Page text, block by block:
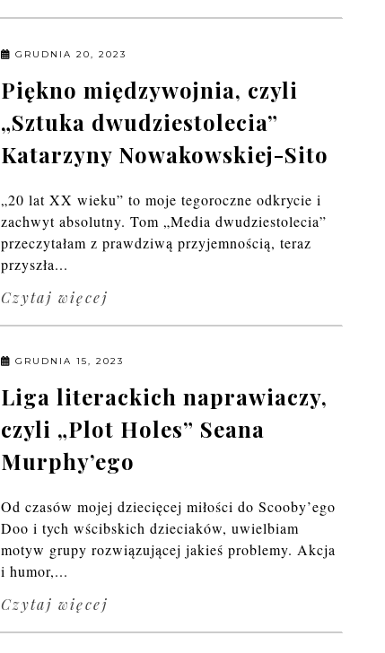
GRUDNIA 20, 2023
Piękno międzywojnia, czyli
„Sztuka dwudziestolecia”
Katarzyny Nowakowskiej-Sito
„20 lat XX wieku” to moje tegoroczne odkrycie i
zachwyt absolutny. Tom „Media dwudziestolecia”
przeczytałam z prawdziwą przyjemnością, teraz
przyszła...
Czytaj więcej
GRUDNIA 15, 2023
Liga literackich naprawiaczy,
czyli „Plot Holes” Seana
Murphy’ego
Od czasów mojej dziecięcej miłości do Scooby’ego
Doo i tych wścibskich dzieciaków, uwielbiam
motyw grupy rozwiązującej jakieś problemy. Akcja
i humor,...
Czytaj więcej